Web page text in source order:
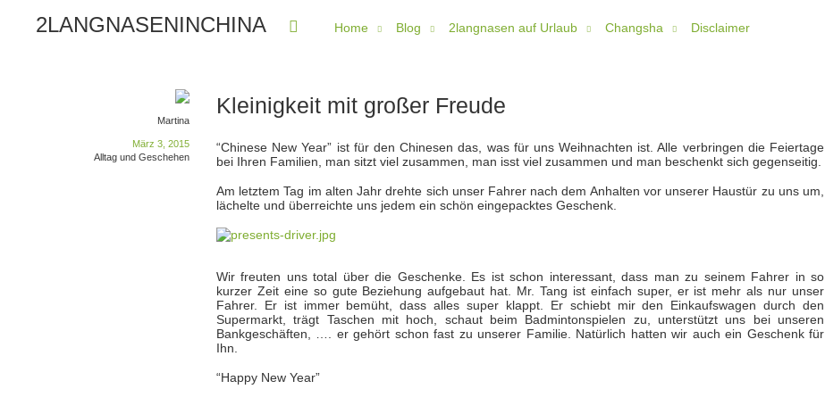
2LANGNASENINCHINA Home Blog 2langnasen auf Urlaub Changsha Disclaimer
Kleinigkeit mit großer Freude
Martina
März 3, 2015
Alltag und Geschehen
“Chinese New Year” ist für den Chinesen das, was für uns Weihnachten ist. Alle verbringen die Feiertage
bei Ihren Familien, man sitzt viel zusammen, man isst viel zusammen und man beschenkt sich gegenseitig.
Am letztem Tag im alten Jahr drehte sich unser Fahrer nach dem Anhalten vor unserer Haustür zu uns um,
lächelte und überreichte uns jedem ein schön eingepacktes Geschenk.
Wir freuten uns total über die Geschenke. Es ist schon interessant, dass man zu seinem Fahrer in so
kurzer Zeit eine so gute Beziehung aufgebaut hat. Mr. Tang ist einfach super, er ist mehr als nur unser
Fahrer. Er ist immer bemüht, dass alles super klappt. Er schiebt mir den Einkaufswagen durch den
Supermarkt, trägt Taschen mit hoch, schaut beim Badmintonspielen zu, unterstützt uns bei unseren
Bankgeschäften, …. er gehört schon fast zu unserer Familie. Natürlich hatten wir auch ein Geschenk für
Ihn.
“Happy New Year”